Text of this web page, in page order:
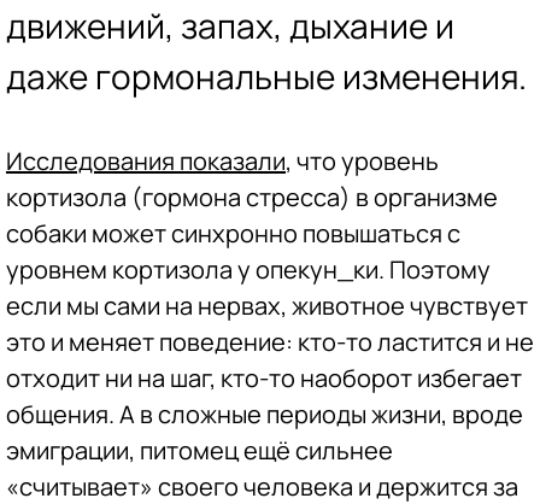
движений, запах, дыхание и
даже гормональные изменения.
Исследования показали, что уровень
кортизола (гормона стресса) в организме
собаки может синхронно повышаться с
уровнем кортизола у опекун_ки. Поэтому
если мы сами на нервах, животное чувствует
это и меняет поведение: кто-то ластится и не
отходит ни на шаг, кто-то наоборот избегает
общения. А в сложные периоды жизни, вроде
эмиграции, питомец ещё сильнее
«считывает» своего человека и держится за